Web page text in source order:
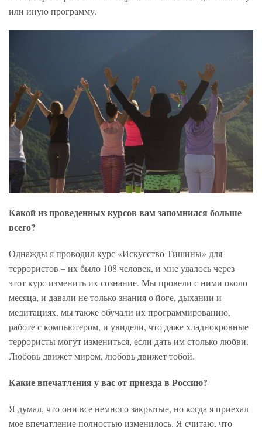
или иную программу.
Какой из проведенных курсов вам запомнился больше
всего?
Однажды я проводил курс «Искусство Тишины» для
террористов – их было 108 человек, и мне удалось через
этот курс изменить их сознание. Мы провели с ними около
месяца, и давали не только знания о йоге, дыхании и
медитациях, мы также обучали их программированию,
работе с компьютером, и увидели, что даже хладнокровные
террористы могут измениться, если дать им столько любви.
Любовь движет миром, любовь движет тобой.
Какие впечатления у вас от приезда в Россию?
Я думал, что они все немного закрытые, но когда я приехал
мое впечатление полностью изменилось. Я считаю, что